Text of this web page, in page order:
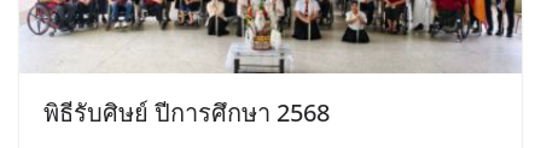
พิธีรับศิษย์ ปีการศึกษา 2568